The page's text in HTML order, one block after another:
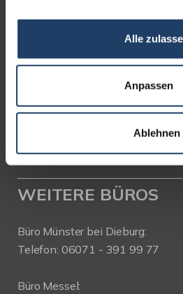
Alle
Anpassen
Ablehnen
Sa. + So. nach Vereinbarung
Telefon: 06151-734 75 950
WEITERE BÜROS
Büro Münster bei Dieburg:
Telefon: 06071 - 391 99 77
Büro Messel: